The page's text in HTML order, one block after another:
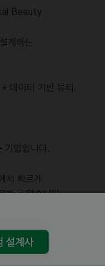
Beauty
계하는
데이터 기반 뷰티
기업입니다.
빠르게
하고 있습니다.